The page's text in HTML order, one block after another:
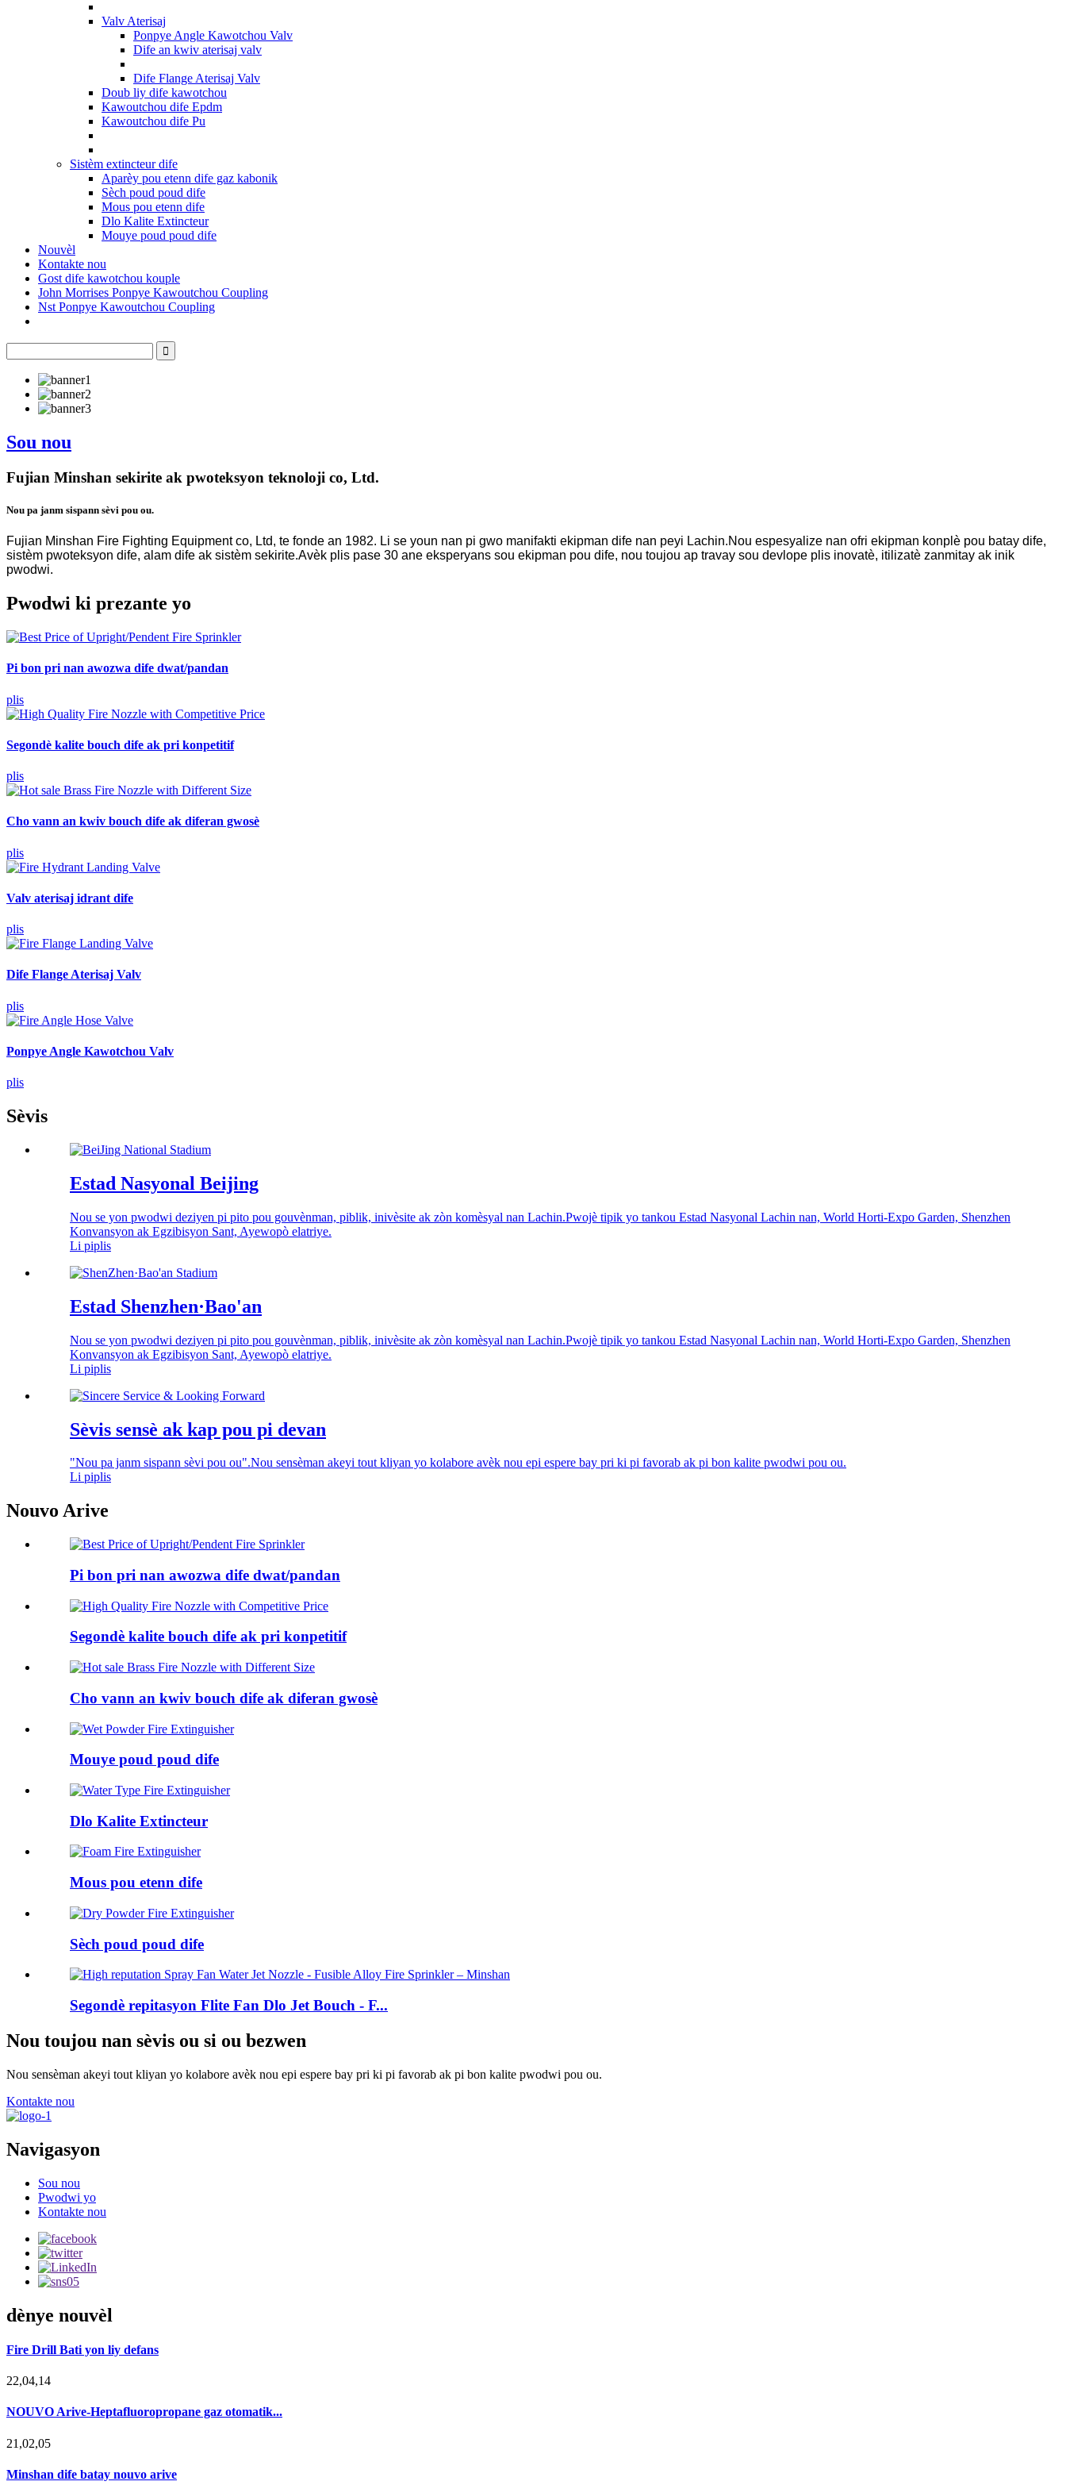
Valv Aterisaj
Ponpye Angle Kawotchou Valv
Dife an kwiv aterisaj valv
Dife Flange Aterisaj Valv
Doub liy dife kawotchou
Kawoutchou dife Epdm
Kawoutchou dife Pu
Sistèm extincteur dife
Aparèy pou etenn dife gaz kabonik
Sèch poud poud dife
Mous pou etenn dife
Dlo Kalite Extincteur
Mouye poud poud dife
Nouvèl
Kontakte nou
Gost dife kawotchou kouple
John Morrises Ponpye Kawoutchou Coupling
Nst Ponpye Kawoutchou Coupling
Sou nou
Fujian Minshan sekirite ak pwoteksyon teknoloji co, Ltd.
Nou pa janm sispann sèvi pou ou.
Fujian Minshan Fire Fighting Equipment co, Ltd, te fonde an 1982. Li se youn nan pi gwo manifakti ekipman dife nan peyi Lachin.Nou espesyalize nan ofri ekipman konplè pou batay dife,
sistèm pwoteksyon dife, alam dife ak sistèm sekirite.Avèk plis pase 30 ane eksperyans sou ekipman pou dife, nou toujou ap travay sou devlope plis inovatè, itilizatè zanmitay ak inik
pwodwi.
Pwodwi ki prezante yo
Pi bon pri nan awozwa dife dwat/pandan
plis
Segondè kalite bouch dife ak pri konpetitif
plis
Cho vann an kwiv bouch dife ak diferan gwosè
plis
Valv aterisaj idrant dife
plis
Dife Flange Aterisaj Valv
plis
Ponpye Angle Kawotchou Valv
plis
Sèvis
Estad Nasyonal Beijing
Nou se yon pwodwi deziyen pi pito pou gouvènman, piblik, inivèsite ak zòn komèsyal nan Lachin.Pwojè tipik yo tankou Estad Nasyonal Lachin nan, World Horti-Expo Garden, Shenzhen
Konvansyon ak Egzibisyon Sant, Ayewopò elatriye.
Li piplis
Estad Shenzhen·Bao'an
Nou se yon pwodwi deziyen pi pito pou gouvènman, piblik, inivèsite ak zòn komèsyal nan Lachin.Pwojè tipik yo tankou Estad Nasyonal Lachin nan, World Horti-Expo Garden, Shenzhen
Konvansyon ak Egzibisyon Sant, Ayewopò elatriye.
Li piplis
Sèvis sensè ak kap pou pi devan
"Nou pa janm sispann sèvi pou ou".Nou sensèman akeyi tout kliyan yo kolabore avèk nou epi espere bay pri ki pi favorab ak pi bon kalite pwodwi pou ou.
Li piplis
Nouvo Arive
Pi bon pri nan awozwa dife dwat/pandan
Segondè kalite bouch dife ak pri konpetitif
Cho vann an kwiv bouch dife ak diferan gwosè
Mouye poud poud dife
Dlo Kalite Extincteur
Mous pou etenn dife
Sèch poud poud dife
Segondè repitasyon Flite Fan Dlo Jet Bouch - F...
Nou toujou nan sèvis ou si ou bezwen
Nou sensèman akeyi tout kliyan yo kolabore avèk nou epi espere bay pri ki pi favorab ak pi bon kalite pwodwi pou ou.
Kontakte nou
Navigasyon
Sou nou
Pwodwi yo
Kontakte nou
dènye nouvèl
Fire Drill Bati yon liy defans
22,04,14
NOUVO Arive-Heptafluoropropane gaz otomatik...
21,02,05
Minshan dife batay nouvo arive